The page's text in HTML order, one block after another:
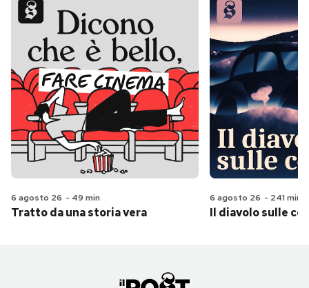
6 agosto 26 - 49 min
Tratto da una storia vera
6 agosto 26 - 241 min
Il diavolo sulle